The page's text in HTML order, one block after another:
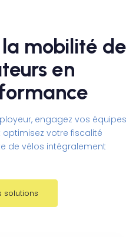
mobilité de
en
engagez vos équipes
optimisez votre fiscalité
de vélos intégralement
solutions